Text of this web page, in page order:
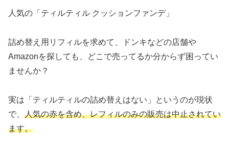
人気の「ティルティル クッションファンデ」
詰め替え用リフィルを求めて、ドンキなどの店舗や
Amazonを探しても、どこで売ってるか分からず困ってい
ませんか？
実は「ティルティルの詰め替えはない」というのが現状
で、 人気の赤を含め、レフィルのみの販売は中止されてい
ます。